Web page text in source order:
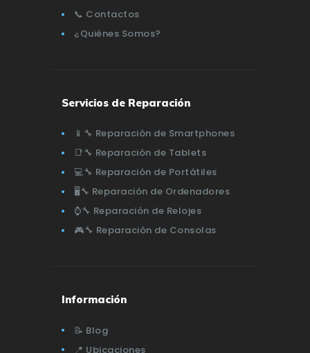
📞 Contactos
¿Quiénes Somos?
Servicios de Reparación
📱🔧 Reparación de Smartphones
📑🔧 Reparación de Tablets
💻🔧 Reparación de Portátiles
🖥️🔧 Reparación de Ordenadores
⌚🔧 Reparación de Relojes
🎮🔧 Reparación de Consolas
Información
📝 Blog
📍 Ubicaciones